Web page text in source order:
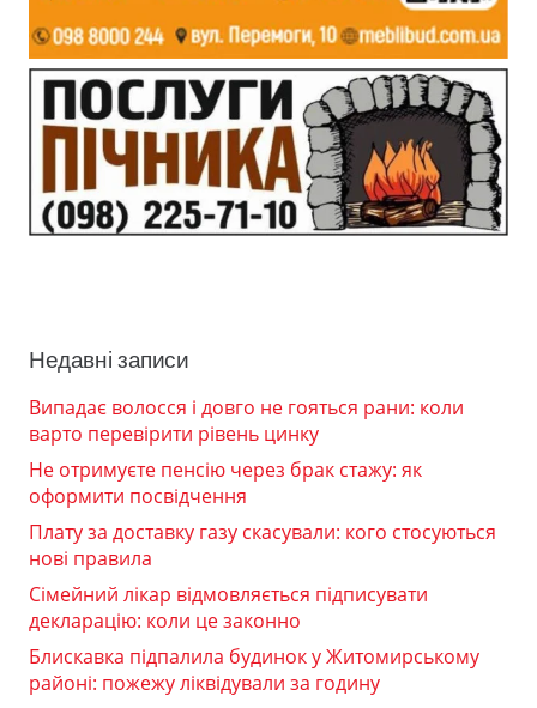
Недавні записи
Випадає волосся і довго не гояться рани: коли
варто перевірити рівень цинку
Не отримуєте пенсію через брак стажу: як
оформити посвідчення
Плату за доставку газу скасували: кого стосуються
нові правила
Сімейний лікар відмовляється підписувати
декларацію: коли це законно
Блискавка підпалила будинок у Житомирському
районі: пожежу ліквідували за годину